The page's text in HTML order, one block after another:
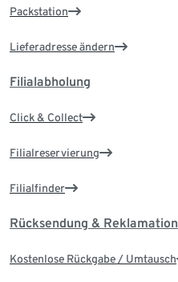
Packstation
Lieferadresse ändern
Filialabholung
Click & Collect
Filialreservierung
Filialfinder
Rücksendung & Reklamation
Kostenlose Rückgabe / Umtausch